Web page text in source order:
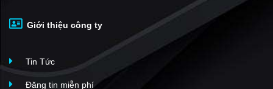
Giới thiệu công ty
Tin Tức
Đăng tin miễn phí